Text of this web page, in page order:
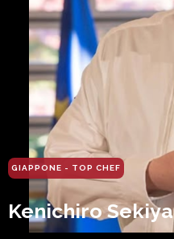
GIAPPONE - TOP CHEF
Kenichiro Sekiya